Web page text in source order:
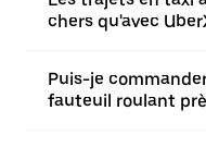
chers qu'avec
Puis-je
fauteuil roulant